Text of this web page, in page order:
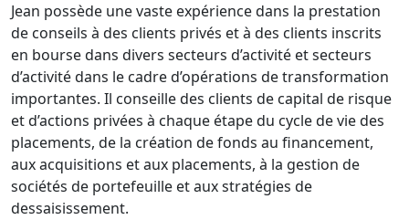
Jean possède une vaste expérience dans la prestation
de conseils à des clients privés et à des clients inscrits
en bourse dans divers secteurs d’activité et secteurs
d’activité dans le cadre d’opérations de transformation
importantes. Il conseille des clients de capital de risque
et d’actions privées à chaque étape du cycle de vie des
placements, de la création de fonds au financement,
aux acquisitions et aux placements, à la gestion de
sociétés de portefeuille et aux stratégies de
dessaisissement.